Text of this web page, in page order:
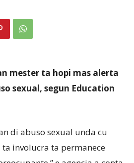
mester ta hopi mas alerta
sexual, segun Education
di abuso sexual unda cu
involucra ta permanece